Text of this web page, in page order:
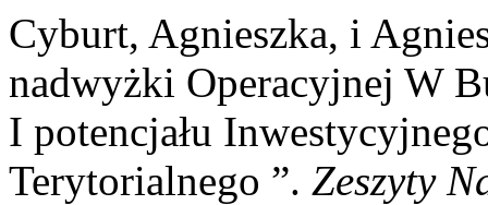
Cyburt, Agnieszka, i
nadwyżki Operacyjnej W
I potencjału
Terytorialnego ”. Zeszyty